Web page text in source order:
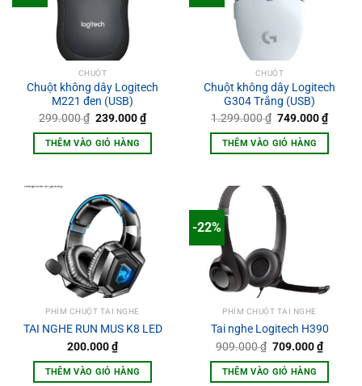
CHUỘT
Chuột không dây Logitech
M221 đen (USB)
299.000₫ Giá
là:
299.000 ₫.
239.000₫Giá
hiện
tại
THÊM VÀO GIỎ HÀNG
CHUỘT
Chuột không dây Logitech
G304 Trắng (USB)
1.299.000₫ Giá
là:
1.299.000 ₫.
749.000₫Giá
hiện
THÊM VÀO GIỎ HÀNG
PHÍM CHUỘT TAI NGHE
TAI NGHE RUN MUS K8 LED
200.000₫
THÊM VÀO GIỎ HÀNG
-22%
PHÍM CHUỘT TAI NGHE
Tai nghe Logitech H390
909.000₫ Giá
là:
909.000 ₫.
709.000₫Giá
hiện
tại
THÊM VÀO GIỎ HÀNG